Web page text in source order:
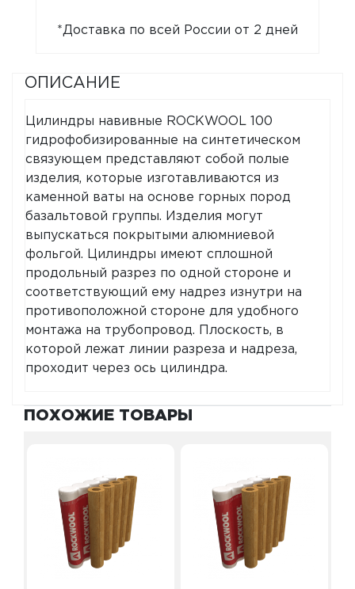
*Доставка по всей России от 2 дней
ОПИСАНИЕ
Цилиндры навивные ROCKWOOL 100
гидрофобизированные на синтетическом
связующем представляют собой полые
изделия, которые изготавливаются из
каменной ваты на основе горных пород
базальтовой группы. Изделия могут
выпускаться покрытыми алюмниевой
фольгой. Цилиндры имеют сплошной
продольный разрез по одной стороне и
соответствующий ему надрез изнутри на
противоположной стороне для удобного
монтажа на трубопровод. Плоскость, в
которой лежат линии разреза и надреза,
проходит через ось цилиндра.
ПОХОЖИЕ ТОВАРЫ